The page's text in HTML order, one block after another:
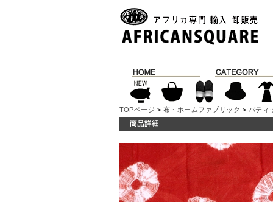
TOPページ > 布・ホームファブリック > バティ